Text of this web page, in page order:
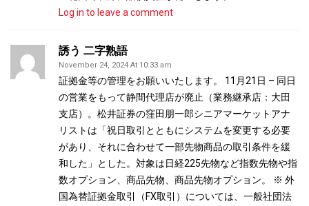
Log in to leave a comment
誘う 二字熟語
November 24, 2024 At 10:33 am
証拠金等の管理をお願いいたします。 11月21日 – 同日
の営業をもって静間代理店が廃止（業務継承店：大田
支店）。松井証券の窪田朋一郎シニアマーケットアナ
リストは「祝日取引とともにシステムを変更する必要
があり、それに合わせて一部先物商品の取引条件を緩
和した」とした。対象は日経225先物など指数先物や指
数オプション、商品先物、商品先物オプション。 ※ 外
国為替証拠金取引（FX取引）については、一般社団法